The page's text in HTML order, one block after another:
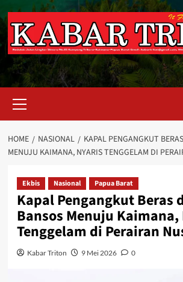
Menu
HOME NASIONAL
KAPAL PENGANGKUT
MENUJU KAIMANA, NYARIS TENGGELAM DI
Ekbis Nasional Papua Barat
Kapal Pengangkut Beras
Bansos Menuju
Tenggelam di Perairan
Kabar Triton 9 Mei 2026 0